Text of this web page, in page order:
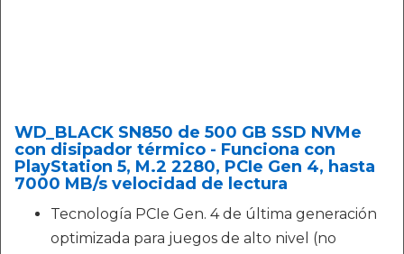
WD_BLACK SN850 de 500 GB SSD NVMe
con disipador térmico - Funciona con
PlayStation 5, M.2 2280, PCIe Gen 4, hasta
7000 MB/s velocidad de lectura
Tecnología PCIe Gen. 4 de última generación
optimizada para juegos de alto nivel (no